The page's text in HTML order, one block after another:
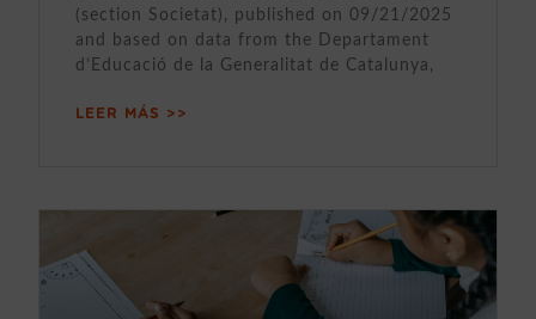
(section Societat), published on 09/21/2025
and based on data from the Departament
d’Educació de la Generalitat de Catalunya,
LEER MÁS >>